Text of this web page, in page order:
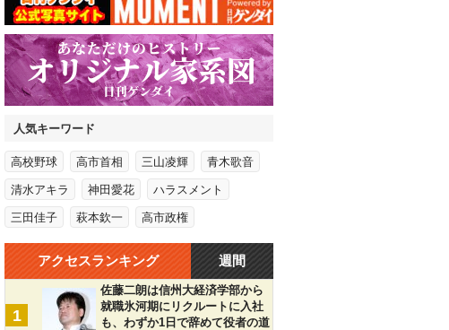
人気キーワード
高校野球 高市首相 三山凌輝 青木歌音
清水アキラ 神田愛花 ハラスメント
三田佳子 萩本欽一 高市政権
アクセスランキング 週間
1
佐藤二朗は信州大経済学部から
就職氷河期にリクルートに入社
も、わずか1日で辞めて役者の道